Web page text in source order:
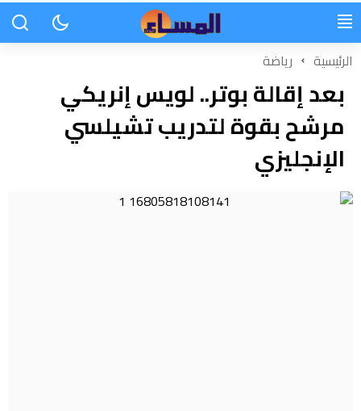
الرئيسية رياضة
بعد إقالة بوتر.. لويس إنريكي
مرشح بقوة لتدريب تشيلسي
الإنجليزي